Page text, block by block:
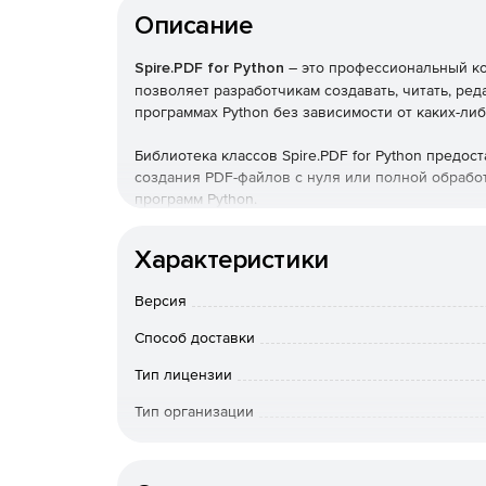
Описание
Spire.PDF for Python – это профессиональный
позволяет разработчикам создавать, читать,
программах Python без зависимости от каких-
Библиотека классов Spire.PDF for Python
создания PDF-файлов с нуля или полной
программ Python.
безопасности, извлечение текста/
добавление и удаление слоев PDF, наложение
д. Кроме того, Spire.PDF for Python может легко
PDF, PDF в Excel, PDF в Word, PDF в HTML,
Характеристики
Версия
Способ доставки
Тип лицензии
Тип организации